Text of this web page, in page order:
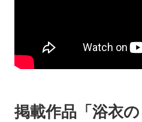
掲載作品「浴衣